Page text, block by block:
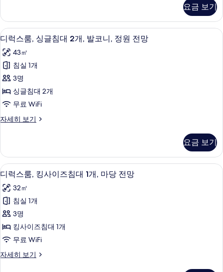
기
기
대
1
개,
발
코
니,
정
원
전
진
모
두
보
기
킹
사
이
즈
침
대
개,
발
코
니,
정
자
세
히
보
기
요금 보기
디
럭
스
룸,
싱
글
침
대
개,
발
코
니,
정
원
전
망
사
9
디럭스룸, 싱글침대 2개, 발코니, 정원 전망
43㎡
침실 1개
3명
싱글침대 2개
무료 WiFi
자세히 보기
디
싱
글
침
대
2
개,
코
니,
정
원
전
요금 보기
디
럭
스
룸,
킹
사
이
즈
디럭스룸, 킹사이즈침대 1개, 마당 전
10
디럭스룸, 킹사이즈침대 1개, 마당 전망
32㎡
침실 1개
3명
킹사이즈침대 1개
무료 WiFi
자세히 보기
디